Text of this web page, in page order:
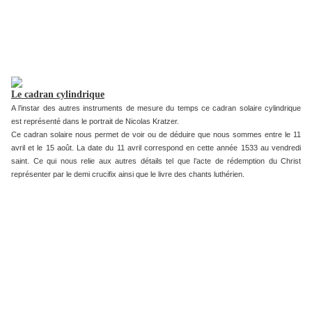
Le cadran cylindrique
A l’instar des autres instruments de mesure du temps ce cadran solaire cylindrique
est représenté dans le portrait de Nicolas Kratzer.
Ce cadran solaire nous permet de voir ou de déduire que nous sommes entre le 11
avril et le 15 août. La date du 11 avril correspond en cette année 1533 au vendredi
saint. Ce qui nous relie aux autres détails tel que l’acte de rédemption du Christ
représenter par le demi crucifix ainsi que le livre des chants luthérien.